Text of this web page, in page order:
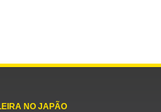
NO JAPÃO